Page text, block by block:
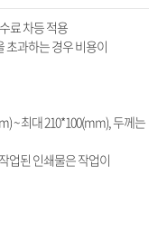
료 차등 적용
초과하는 경우 비용이
~ 최대 210*100(mm), 두께는
업된 인쇄물은 작업이